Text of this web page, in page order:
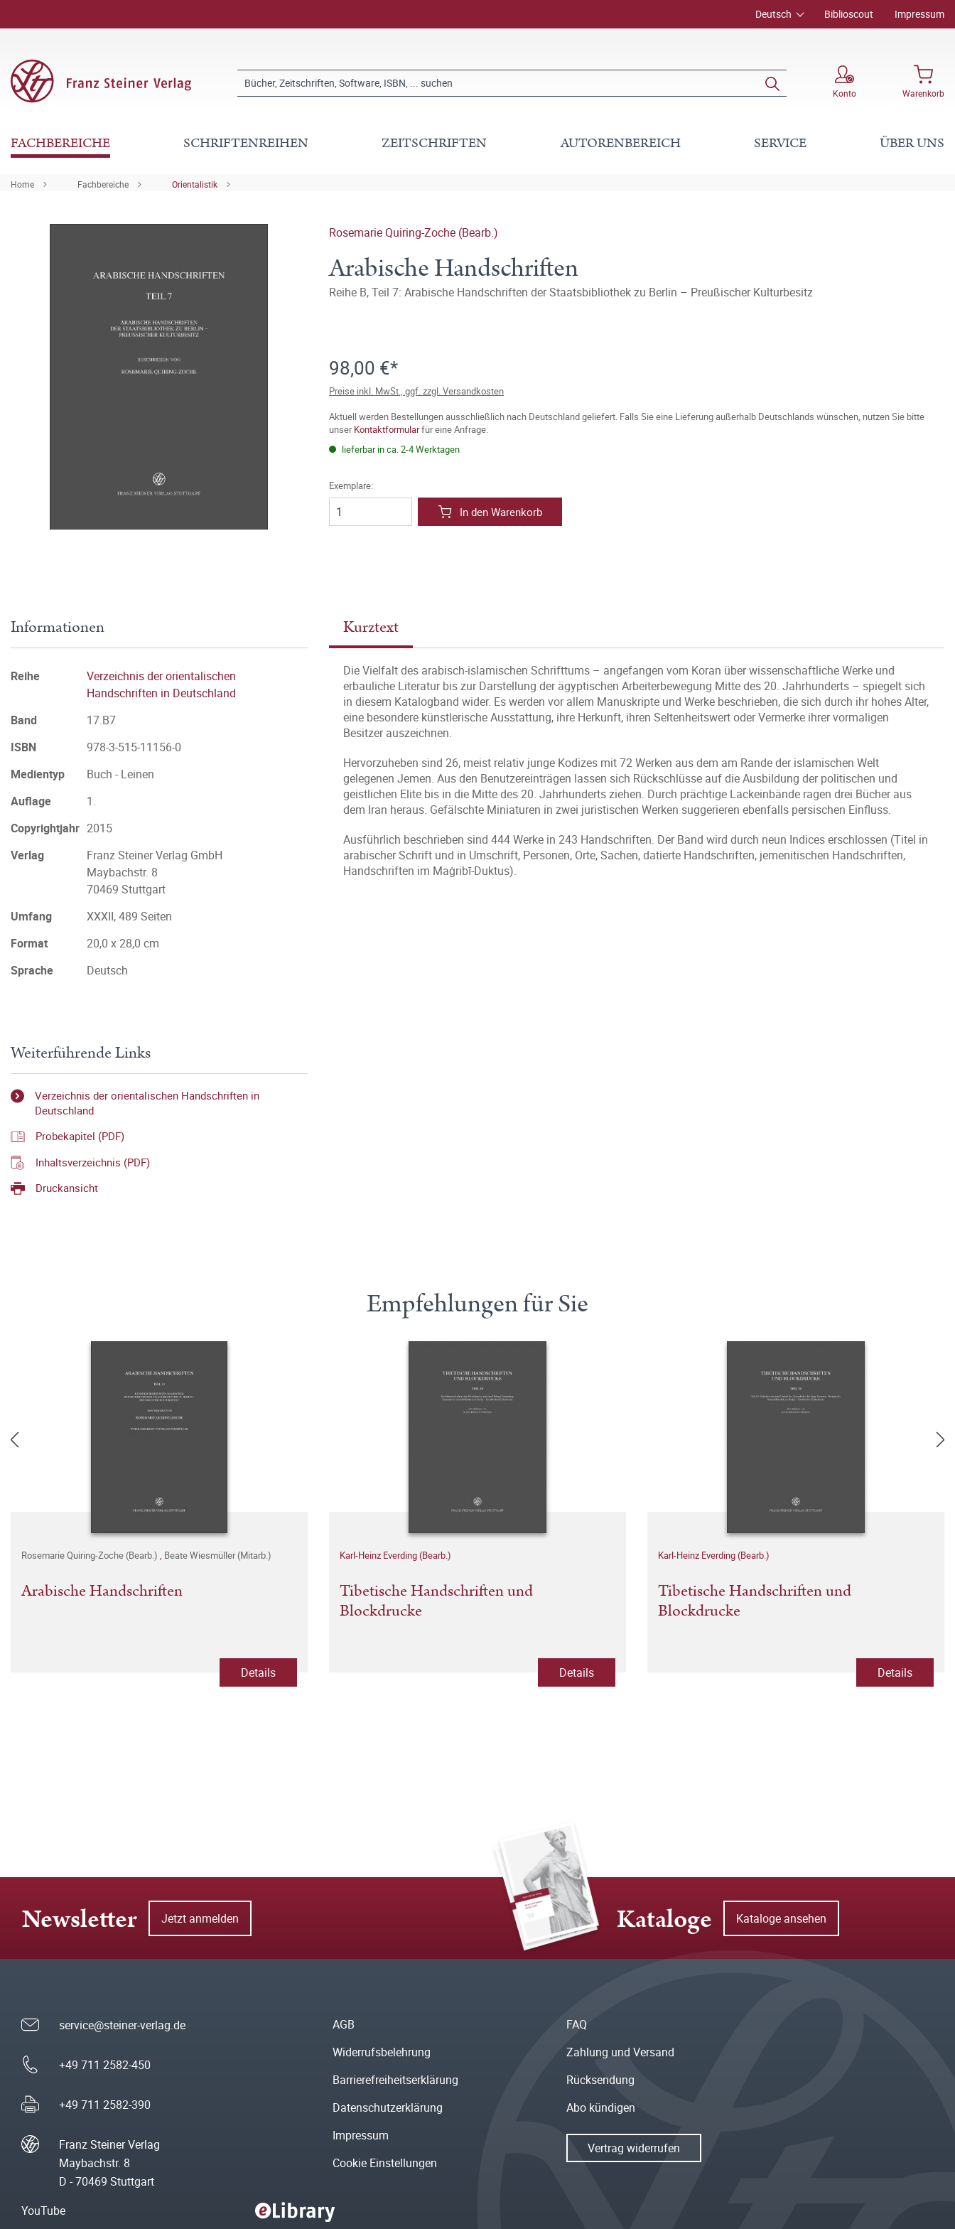
Deutsch Biblioscout Impressum
Konto Warenkorb
FACHBEREICHE SCHRIFTENREIHEN ZEITSCHRIFTEN AUTORENBEREICH SERVICE ÜBER UNS
Home Fachbereiche Orientalistik
Rosemarie Quiring-Zoche (Bearb.)
Arabische Handschriften
Reihe B, Teil 7: Arabische Handschriften der Staatsbibliothek zu Berlin – Preußischer Kulturbesitz
98,00 €*
Preise inkl. MwSt., ggf. zzgl. Versandkosten
Aktuell werden Bestellungen ausschließlich nach Deutschland geliefert. Falls Sie eine Lieferung außerhalb Deutschlands wünschen, nutzen Sie bitte
unserKontaktformularfür eine Anfrage.
lieferbar in ca. 2-4 Werktagen
Exemplare:
In den Warenkorb
Kurztext
Die Vielfalt des arabisch-islamischen Schrifttums – angefangen vom Koran über wissenschaftliche Werke und
erbauliche Literatur bis zur Darstellung der ägyptischen Arbeiterbewegung Mitte des 20. Jahrhunderts – spiegelt sich
in diesem Katalogband wider. Es werden vor allem Manuskripte und Werke beschrieben, die sich durch ihr hohes Alter,
eine besondere künstlerische Ausstattung, ihre Herkunft, ihren Seltenheitswert oder Vermerke ihrer vormaligen
Besitzer auszeichnen.
Hervorzuheben sind 26, meist relativ junge Kodizes mit 72 Werken aus dem am Rande der islamischen Welt
gelegenen Jemen. Aus den Benutzereinträgen lassen sich Rückschlüsse auf die Ausbildung der politischen und
geistlichen Elite bis in die Mitte des 20. Jahrhunderts ziehen. Durch prächtige Lackeinbände ragen drei Bücher aus
dem Iran heraus. Gefälschte Miniaturen in zwei juristischen Werken suggerieren ebenfalls persischen Einfluss.
Ausführlich beschrieben sind 444 Werke in 243 Handschriften. Der Band wird durch neun Indices erschlossen (Titel in
arabischer Schrift und in Umschrift, Personen, Orte, Sachen, datierte Handschriften, jemenitischen Handschriften,
Handschriften im Maġribī-Duktus).
Informationen
Reihe
Verzeichnis der orientalischen
Handschriften in Deutschland
Band
17.B7
ISBN
978-3-515-11156-0
Medientyp
Buch - Leinen
Auflage
1.
Copyrightjahr 2015
Verlag
Franz Steiner Verlag GmbH
Maybachstr. 8
70469 Stuttgart
Umfang
XXXII, 489 Seiten
Format
20,0 x 28,0 cm
Sprache
Deutsch
Weiterführende Links
Verzeichnis der orientalischen Handschriften in
Deutschland
Probekapitel (PDF)
Inhaltsverzeichnis (PDF)
Druckansicht
Empfehlungen für Sie
Rosemarie Quiring-Zoche (Bearb.) , Beate Wiesmüller (Mitarb.)
Arabische Handschriften
Details
Karl-Heinz Everding (Bearb.)
Tibetische Handschriften und
Blockdrucke
Details
Karl-Heinz Everding (Bearb.)
Tibetische Handschriften und
Blockdrucke
Details
Newsletter Jetzt anmelden Kataloge Kataloge ansehen
service@steiner-verlag.de
+49 711 2582-450
+49 711 2582-390
Franz Steiner Verlag
Maybachstr. 8
D - 70469 Stuttgart
AGB
Widerrufsbelehrung
Barrierefreiheitserklärung
Datenschutzerklärung
Impressum
Cookie Einstellungen
FAQ
Zahlung und Versand
Rücksendung
Abo kündigen
Vertrag widerrufen
YouTube